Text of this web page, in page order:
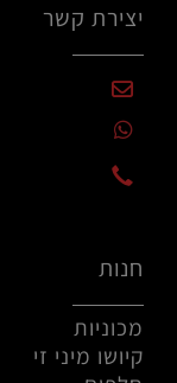
יצירת קשר
חנות
מכוניות
קיושו מיני זי